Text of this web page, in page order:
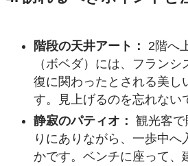
階段の天井アート：
2階へ
（ボベダ）には、フラン
復に関わったとされる美し
す。見上げるのを忘れない
静寂のパティオ： 観光客
りにありながら、一歩中へ
かです。ベンチに座って、